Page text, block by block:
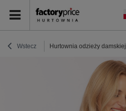
Wstecz Hurtownia odzieży damskiej